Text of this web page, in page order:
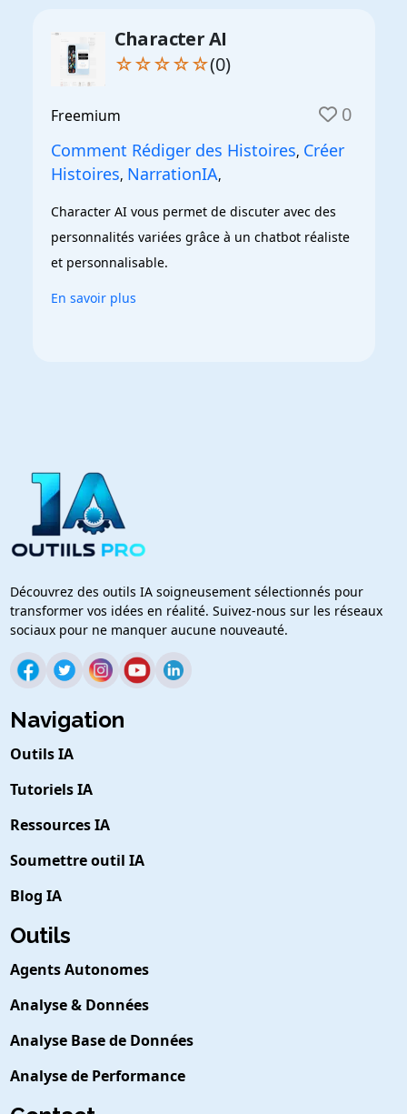
Character AI
☆☆☆☆☆(0)
Freemium 0
Comment Rédiger des Histoires, Créer
Histoires, NarrationIA,
Character AI vous permet de discuter avec des
personnalités variées grâce à un chatbot réaliste
et personnalisable.
En savoir plus
Découvrez des outils IA soigneusement sélectionnés pour
transformer vos idées en réalité. Suivez-nous sur les réseaux
sociaux pour ne manquer aucune nouveauté.
Navigation
Outils IA
Tutoriels IA
Ressources IA
Soumettre outil IA
Blog IA
Outils
Agents Autonomes
Analyse & Données
Analyse Base de Données
Analyse de Performance